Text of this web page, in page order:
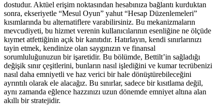
dostudur. Aktüel erişim noktasından hesabınıza bağlantı kurduktan
sonra, ekseriyetle “Mesul Oyun” yahut “Hesap Düzenlemeleri”
kısımlarında bu alternatiflere varabilirsiniz. Bu mekanizmaların
mevcudiyeti, bu hizmet verenin kullanıcılarının esenliğine ne ölçüde
kıymet atfettiğinin açık bir kanıtıdır. Hatırlayın, kendi sınırlarınızı
tayin etmek, kendinize olan saygınızın ve finansal
sorumluluğunuzun bir işaretidir. Bu bölümde, Bettilt’in sağladığı
değişik sınır çeşitlerini, bunların nasıl işlediğini ve kumar tecrübenizi
nasıl daha emniyetli ve haz verici bir hale dönüştürebileceğini
ayrıntılı olarak ele alacağız. Bu sınırlar, sadece bir kısıtlama değil,
aynı zamanda eğlence hazzınızı uzun dönemde emniyet altına alan
akıllı bir stratejidir.